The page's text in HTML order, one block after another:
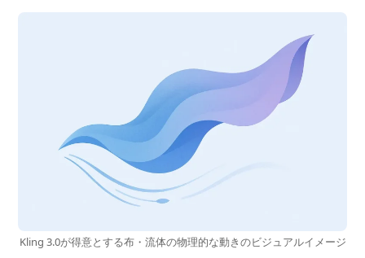
Kling 3.0が得意とする布・流体の物理的な動きのビジュアルイメージ